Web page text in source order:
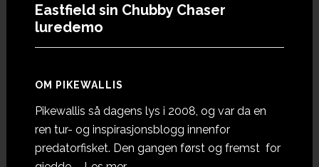
Eastfield sin Chubby Chaser
luredemo
OM PIKEWALLIS
Pikewallis så dagens lys i 2008, og var da en
ren tur- og inspirasjonsblogg innenfor
predatorfisket. Den gangen først og fremst for